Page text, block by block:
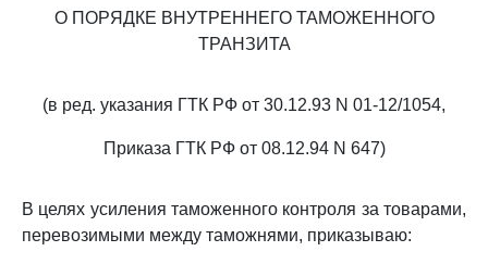
О ПОРЯДКЕ ВНУТРЕННЕГО ТАМОЖЕННОГО
ТРАНЗИТА
(в ред. указания ГТК РФ от 30.12.93 N 01-12/1054,
Приказа ГТК РФ от 08.12.94 N 647)
В целях усиления таможенного контроля за товарами,
перевозимыми между таможнями, приказываю: